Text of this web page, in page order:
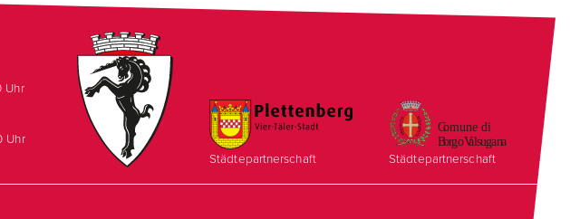
Uhr
Uhr
Städtepartnerschaft
Städtepartnerschaft